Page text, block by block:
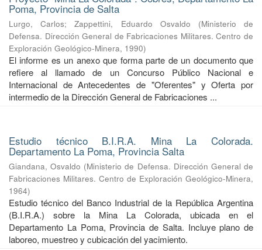
Poma, Provincia de Salta
Lurgo, Carlos;Zappettini, Eduardo Osvaldo (Ministerio de
Defensa. Dirección General de Fabricaciones Militares. Centro de
Exploración Geológico-Minera, 1990)
El informe es un anexo que forma parte de un documento que
refiere al llamado de un Concurso Público Nacional e
Internacional de Antecedentes de "Oferentes" y Oferta por
intermedio de la Dirección General de Fabricaciones ...
Estudio técnico B.I.R.A. Mina La Colorada.
Departamento La Poma, Provincia Salta
Giandana, Osvaldo (Ministerio de Defensa. Dirección General de
Fabricaciones Militares. Centro de Exploración Geológico-Minera,
1964)
Estudio técnico del Banco Industrial de la República Argentina
(B.I.R.A.) sobre la Mina La Colorada, ubicada en el
Departamento La Poma, Provincia de Salta. Incluye plano de
laboreo, muestreo y cubicación del yacimiento.